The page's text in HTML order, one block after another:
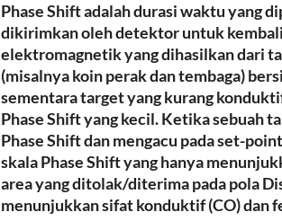
Phase Shift adalah durasi waktu yang
dikirimkan oleh detektor untuk
elektromagnetik yang dihasilkan dari
(misalnya koin perak dan tembaga)
sementara target yang kurang
Phase Shift yang kecil. Ketika sebuah
Phase Shift dan mengacu pada set-
skala Phase Shift yang hanya
area yang ditolak/diterima pada pola
menunjukkan sifat konduktif (CO) dan